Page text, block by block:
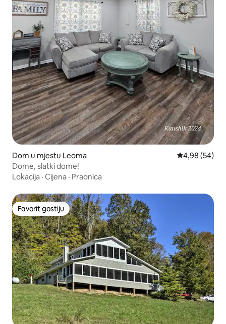
Dom u mjestu Leoma Prosječna
4,98 (54)
Dome, slatki dome!
Lokacija · Cijena · Praonica
Favorit gostiju
Favorit gostiju